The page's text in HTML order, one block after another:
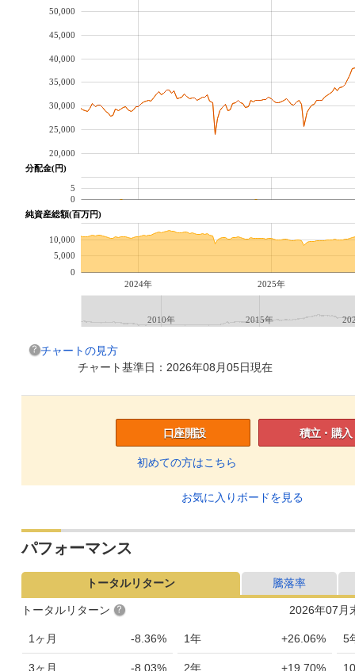
20,000
25,000
30,000
35,000
40,000
45,000
50,000
分配金(円)
0
5
純資産総額(百万円)
2024年 2025年
0
5,000
10,000
2010年 2015年
チャートの見方
チャート基準日：2026年08月05日現在
口座開設
初めての方はこちら
積立・購入
お気に入りボードを見る
パフォーマンス
トータルリターン 騰落率
2026年07月
トータルリターン
1ヶ月 -8.36%
3ヶ月 -8.03%
1年 +26.06%
2年 +19.70%
5